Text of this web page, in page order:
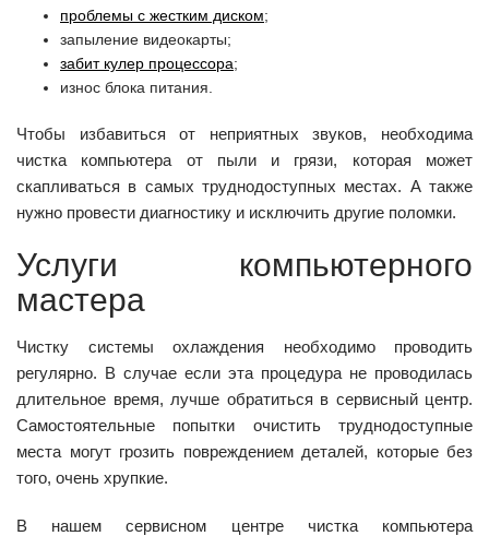
проблемы с жестким диском;
запыление видеокарты;
забит кулер процессора;
износ блока питания.
Чтобы избавиться от неприятных звуков, необходима
чистка компьютера от пыли и грязи, которая может
скапливаться в самых труднодоступных местах. А также
нужно провести диагностику и исключить другие поломки.
Услуги компьютерного
мастера
Чистку системы охлаждения необходимо проводить
регулярно. В случае если эта процедура не проводилась
длительное время, лучше обратиться в сервисный центр.
Самостоятельные попытки очистить труднодоступные
места могут грозить повреждением деталей, которые без
того, очень хрупкие.
В нашем сервисном центре чистка компьютера